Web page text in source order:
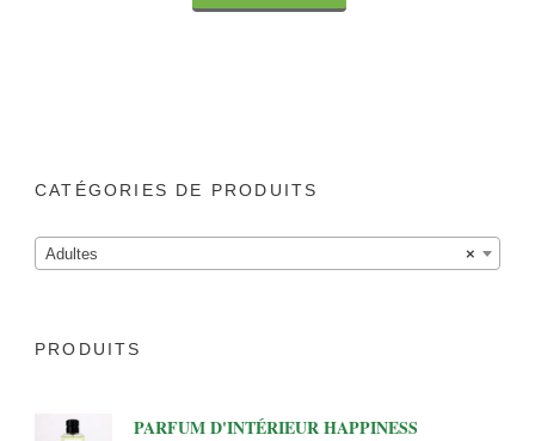
CATÉGORIES DE PRODUITS
×
Adultes
PRODUITS
PARFUM D'INTÉRIEUR HAPPINESS